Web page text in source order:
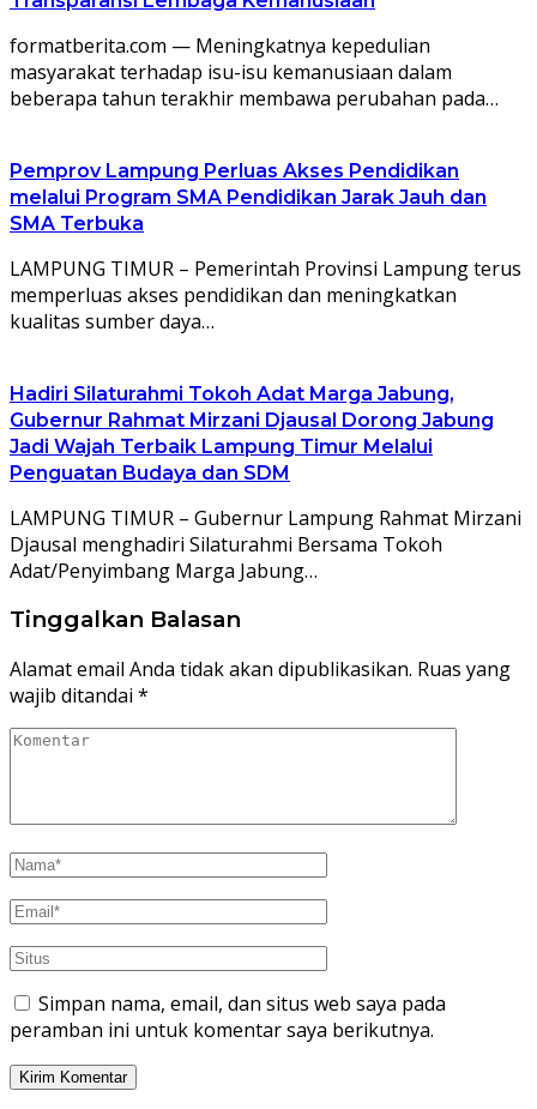
formatberita.com — Meningkatnya kepedulian
masyarakat terhadap isu-isu kemanusiaan dalam
beberapa tahun terakhir membawa perubahan pada…
Pemprov Lampung Perluas Akses Pendidikan
melalui Program SMA Pendidikan Jarak Jauh dan
SMA Terbuka
LAMPUNG TIMUR – Pemerintah Provinsi Lampung terus
memperluas akses pendidikan dan meningkatkan
kualitas sumber daya…
Hadiri Silaturahmi Tokoh Adat Marga Jabung,
Gubernur Rahmat Mirzani Djausal Dorong Jabung
Jadi Wajah Terbaik Lampung Timur Melalui
Penguatan Budaya dan SDM
LAMPUNG TIMUR – Gubernur Lampung Rahmat Mirzani
Djausal menghadiri Silaturahmi Bersama Tokoh
Adat/Penyimbang Marga Jabung…
Tinggalkan Balasan
Alamat email Anda tidak akan dipublikasikan. Ruas yang
wajib ditandai *
Simpan nama, email, dan situs web saya pada
peramban ini untuk komentar saya berikutnya.